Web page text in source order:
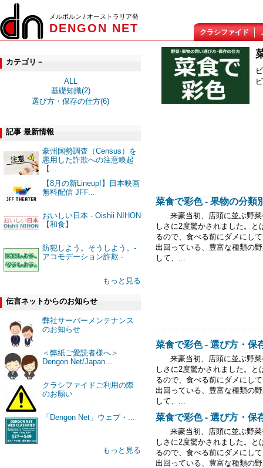
メルボルン / オーストラリア発
DENGON NET クラシファイド
カテゴリ－
ALL
基礎知識(2)
選び方・保存の仕方(6)
記事 最新情報
豪州国勢調査（Census）を
悪用した詐欺への注意喚起
【...
【8月の新Lineup!】日本映画
無料配信 JFF...
おいしい日本 - Oishii NIHON
【和食】
防犯しよう。そうしよう。-
アコモデーション詐欺 -
もっと見る
伝言ネットからのお知らせ
弊社サーバーメンテナンス
のお知らせ
＜弊紙ご愛読者様へ＞
Dengon Net/Japan...
クラシファイドご利用の際
のお願い
「Dengon Net」ウェブ・...
もっと見る
菜食で彩色 - 果物の分
来豪当初、店頭に並ぶ野菜
しさに2度驚かされました。
るので、食べる前にダメにし
出回っている、豊富な種類の
して、...
菜食で彩色 - 選び方・保
来豪当初、店頭に並ぶ野菜
しさに2度驚かされました。
るので、食べる前にダメにし
出回っている、豊富な種類の
して、...
菜食で彩色 - 選び方・保
来豪当初、店頭に並ぶ野菜
しさに2度驚かされました。
るので、食べる前にダメにし
出回っている、豊富な種類の